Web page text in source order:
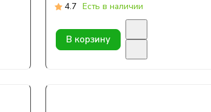
4.7 Есть в наличии
В корзину